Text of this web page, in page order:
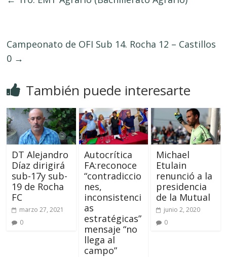
Campeonato de OFI Sub 14. Rocha 12 – Castillos
0 →
También puede interesarte
DT Alejandro
Díaz dirigirá
sub-17y sub-
19 de Rocha
FC
marzo 27, 2021
0
Autocrítica
FA:reconoce
“contradiccio
nes,
inconsistenci
as
estratégicas”
mensaje “no
llega al
campo”
Michael
Etulain
renunció a la
presidencia
de la Mutual
junio 2, 2020
0